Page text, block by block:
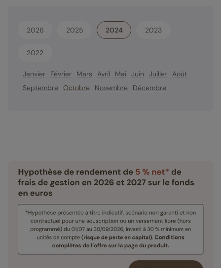
2026 2025 2024 2023
2022
Janvier Février Mars Avril Mai Juin Juillet Août
Septembre
Octobre Novembre Décembre